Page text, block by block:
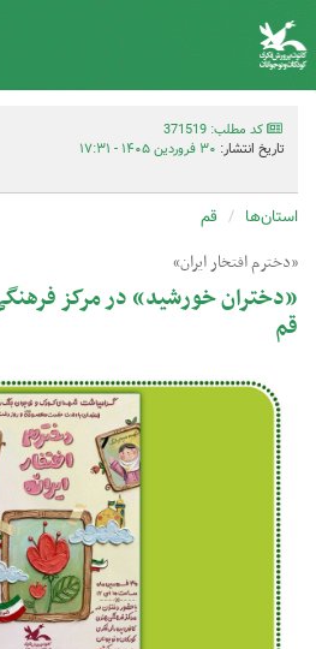
کد مطلب: 371519
تاریخ انتشار: ۳۰ فروردین ۱۴۰۵ - ۱۷:۳۱
استان‌ها قم
«دخترم افتخار ایران»
قم